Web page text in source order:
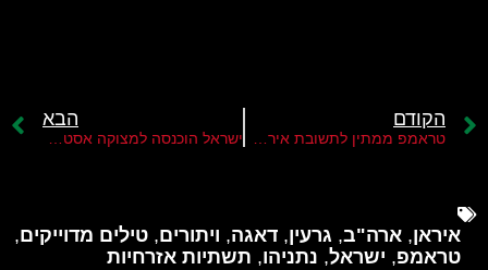
הקודם הבא
איראן, ארה"ב, גרעין, דאגה, ויתורים, טילים מדוייקים,
טראמפ, ישראל, נתניהו, תשתיות אזרחיות